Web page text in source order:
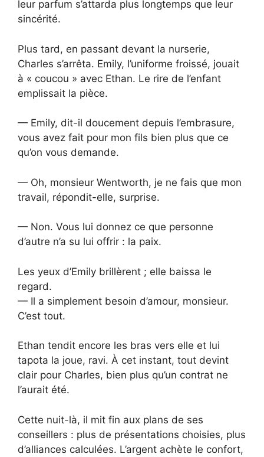
leur parfum s’attarda plus longtemps que leur
sincérité.
Plus tard, en passant devant la nurserie,
Charles s’arrêta. Emily, l’uniforme froissé, jouait
à « coucou » avec Ethan. Le rire de l’enfant
emplissait la pièce.
— Emily, dit-il doucement depuis l’embrasure,
vous avez fait pour mon fils bien plus que ce
qu’on vous demande.
— Oh, monsieur Wentworth, je ne fais que mon
travail, répondit-elle, surprise.
— Non. Vous lui donnez ce que personne
d’autre n’a su lui offrir : la paix.
Les yeux d’Emily brillèrent ; elle baissa le
regard.
— Il a simplement besoin d’amour, monsieur.
C’est tout.
Ethan tendit encore les bras vers elle et lui
tapota la joue, ravi. À cet instant, tout devint
clair pour Charles, bien plus qu’un contrat ne
l’aurait été.
Cette nuit-là, il mit fin aux plans de ses
conseillers : plus de présentations choisies, plus
d’alliances calculées. L’argent achète le confort,